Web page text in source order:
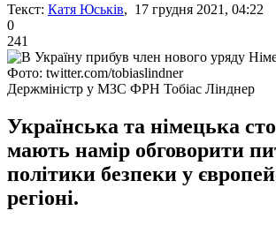
Текст: Катя Юськів, 17 грудня 2021, 04:22
0
241
Фото: twitter.com/tobiaslindner
Держміністр у МЗС ФРН Тобіас Лінднер
Українська та німецька
мають намір обговорити
політики безпеки у
регіоні.